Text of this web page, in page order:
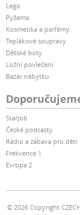
Lego
Pyžama
Kosmetika a parfémy
Teplákové soupravy
Dětské boty
Ložní povlečení
Bazar nábytku
Starjob
České podcasty
Rádio a zábava pro děti
Frekvence 1
Evropa 2
© 2026 Copyright